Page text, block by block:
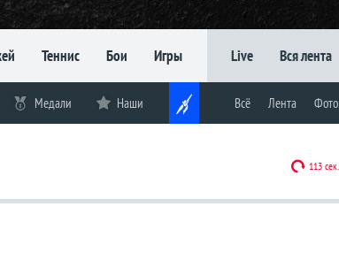
Теннис Бои Игры Live Вся лента
Медали Наши Всё Лента Фото
112 сек.